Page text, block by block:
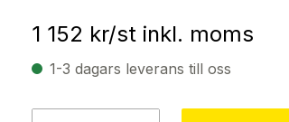
1 152 kr/st inkl. moms
1-3 dagars leverans till oss